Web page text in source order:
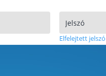
Elfelejtett jelszó